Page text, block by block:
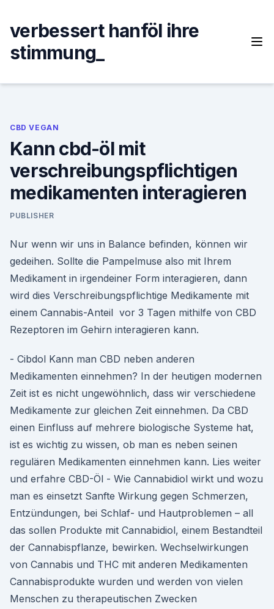
content
verbessert hanföl ihre
stimmung_
CBD VEGAN
Kann cbd-öl mit
verschreibungspflichtigen
medikamenten interagieren
PUBLISHER
Nur wenn wir uns in Balance befinden, können wir
gedeihen. Sollte die Pampelmuse also mit Ihrem
Medikament in irgendeiner Form interagieren, dann
wird dies Verschreibungspflichtige Medikamente mit
einem Cannabis-Anteil vor 3 Tagen mithilfe von CBD
Rezeptoren im Gehirn interagieren kann.
- Cibdol Kann man CBD neben anderen
Medikamenten einnehmen? In der heutigen modernen
Zeit ist es nicht ungewöhnlich, dass wir verschiedene
Medikamente zur gleichen Zeit einnehmen. Da CBD
einen Einfluss auf mehrere biologische Systeme hat,
ist es wichtig zu wissen, ob man es neben seinen
regulären Medikamenten einnehmen kann. Lies weiter
und erfahre CBD-Öl - Wie Cannabidiol wirkt und wozu
man es einsetzt Sanfte Wirkung gegen Schmerzen,
Entzündungen, bei Schlaf- und Hautproblemen – all
das sollen Produkte mit Cannabidiol, einem Bestandteil
der Cannabispflanze, bewirken. Wechselwirkungen
von Cannabis und THC mit anderen Medikamenten
Cannabisprodukte wurden und werden von vielen
Menschen zu therapeutischen Zwecken